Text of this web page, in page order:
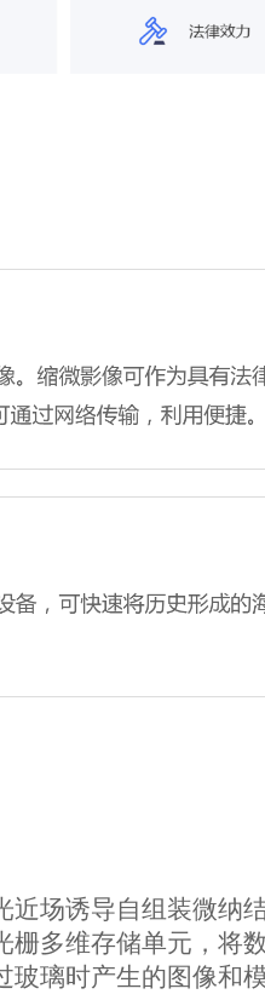
近场诱导自组装微纳
栅多维存储单元，将
玻璃时产生的图像和